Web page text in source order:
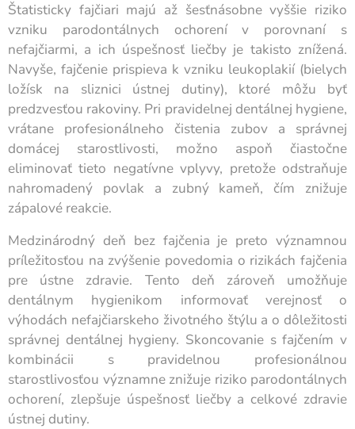
Štatisticky fajčiari majú až šesťnásobne vyššie riziko
vzniku parodontálnych ochorení v porovnaní s
nefajčiarmi, a ich úspešnosť liečby je takisto znížená.
Navyše, fajčenie prispieva k vzniku leukoplakií (bielych
ložísk na sliznici ústnej dutiny), ktoré môžu byť
predzvesťou rakoviny. Pri pravidelnej dentálnej hygiene,
vrátane profesionálneho čistenia zubov a správnej
domácej starostlivosti, možno aspoň čiastočne
eliminovať tieto negatívne vplyvy, pretože odstraňuje
nahromadený povlak a zubný kameň, čím znižuje
zápalové reakcie.
Medzinárodný deň bez fajčenia je preto významnou
príležitosťou na zvýšenie povedomia o rizikách fajčenia
pre ústne zdravie. Tento deň zároveň umožňuje
dentálnym hygienikom informovať verejnosť o
výhodách nefajčiarskeho životného štýlu a o dôležitosti
správnej dentálnej hygieny. Skoncovanie s fajčením v
kombinácii s pravidelnou profesionálnou
starostlivosťou významne znižuje riziko parodontálnych
ochorení, zlepšuje úspešnosť liečby a celkové zdravie
ústnej dutiny.